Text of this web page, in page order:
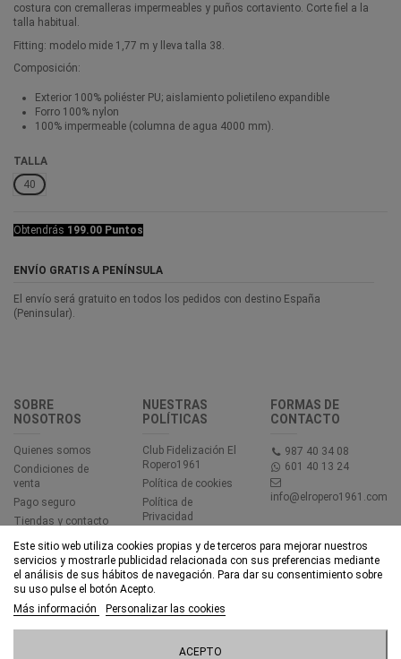
costura con cremalleras impermeables y puños cortaviento. Corte fiel a la
talla habitual.
Fitting: modelo mide 1,77 m y lleva talla 38.
Composición:
Exterior 100% poliéster PU; aislamiento polietileno expandible
Forro 100% nylon
100% impermeable (columna de agua 4000 mm).
TALLA
40
Añadir al carrito
Obtendrás 199.00 Puntos
ENVÍO GRATIS A PENÍNSULA
El envío será gratuito en todos los pedidos con destino España
(Peninsular).
SOBRE
NOSOTROS
Quienes somos
Condiciones de
venta
Pago seguro
Tiendas y contacto
NUESTRAS
POLÍTICAS
Club Fidelización El
Ropero1961
Política de cookies
Política de
Privacidad
Accesibilidad
FORMAS DE
CONTACTO
987 40 34 08
601 40 13 24
info@elropero1961.com
Este sitio web utiliza cookies propias y de terceros para mejorar nuestros
servicios y mostrarle publicidad relacionada con sus preferencias mediante
el análisis de sus hábitos de navegación. Para dar su consentimiento sobre
su uso pulse el botón Acepto.
Más información
Personalizar las cookies
ACEPTO
© EL ROPERO 1961 - Todos los derechos reservados - Powered by